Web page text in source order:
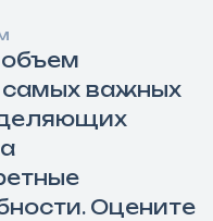
объем
важных
Оцените